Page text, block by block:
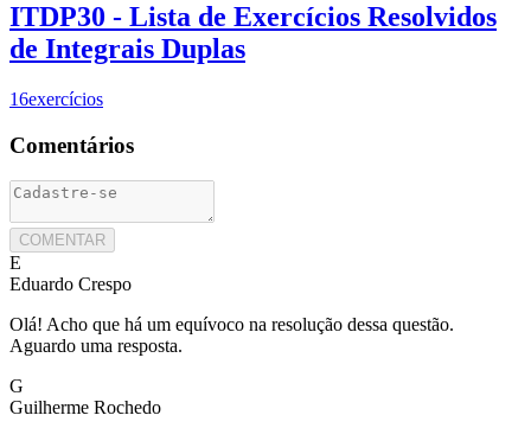
ITDP30 - Lista de Exercícios Resolvidos
de Integrais Duplas
16exercícios
Comentários
COMENTAR
E
Eduardo Crespo
Olá! Acho que há um equívoco na resolução dessa questão.
Aguardo uma resposta.
G
Guilherme Rochedo